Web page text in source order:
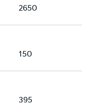
2650
150
395